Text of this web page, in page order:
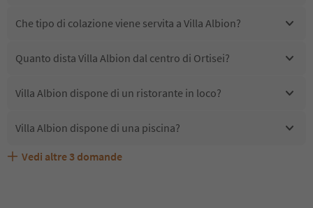
Che tipo di colazione viene servita a Villa Albion?
Quanto dista Villa Albion dal centro di Ortisei?
Villa Albion dispone di un ristorante in loco?
Villa Albion dispone di una piscina?
Villa Albion accetta animali domestici?
Quali servizi/attività sono disponibili presso Villa Albion?
Gli ospiti di Villa Albion ricevono l'Alto Adige Guest Pass?
Vedi altre 3 domande